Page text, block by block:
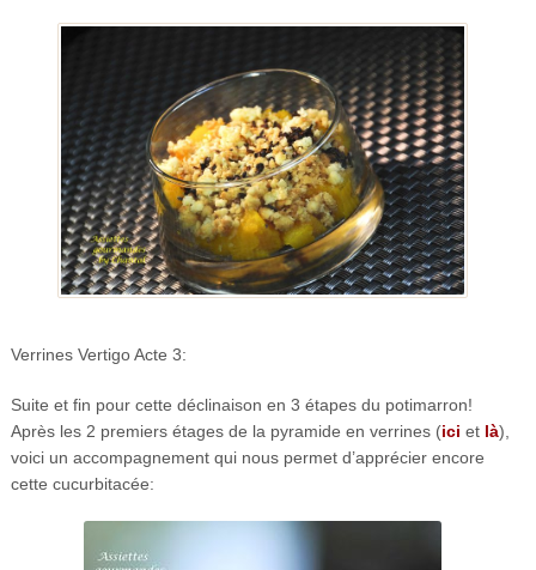
Verrines Vertigo Acte 3:
Suite et fin pour cette déclinaison en 3 étapes du potimarron!
Après les 2 premiers étages de la pyramide en verrines (ici et là),
voici un accompagnement qui nous permet d’apprécier encore
cette cucurbitacée: